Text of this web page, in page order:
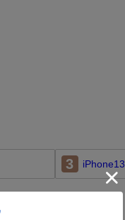
3 iPhone13